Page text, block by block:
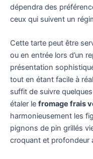
dépendra des
ceux qui suivent un
Cette tarte peut être
ou en entrée lors d’un
présentation
tout en étant facile à
suffit de suivre
étaler le fromage frais
harmonieusement les
pignons de pin grillés
croquant et profondeur